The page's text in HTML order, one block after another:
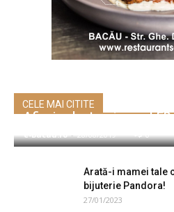
CELE MAI CITITE
Afișaje electronice cu
e-Bacau.ro - 28/08/2019 0
Arată-i mamei tale
bijuterie Pandora!
27/01/2023